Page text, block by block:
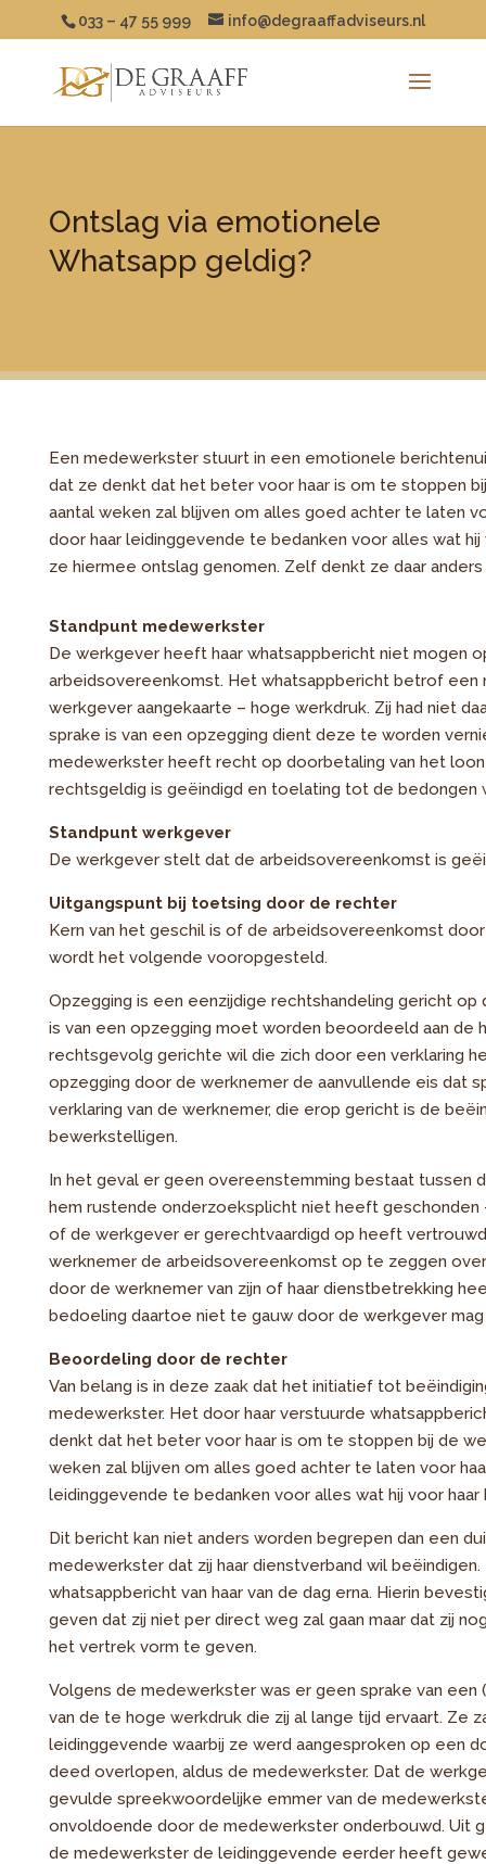
033 – 47 55 999 info@degraaffadviseurs.nl
Ontslag via emotionele
Whatsapp geldig?
Een medewerkster stuurt in een emotionele
dat ze denkt dat het beter voor haar is om te stoppen
aantal weken zal blijven om alles goed achter te laten
door haar leidinggevende te bedanken voor alles wat
ze hiermee ontslag genomen. Zelf denkt ze daar anders
Standpunt medewerkster
De werkgever heeft haar whatsappbericht niet mogen
arbeidsovereenkomst. Het whatsappbericht betrof een
werkgever aangekaarte – hoge werkdruk. Zij had niet
sprake is van een opzegging dient deze te worden
medewerkster heeft recht op doorbetaling van het
rechtsgeldig is geëindigd en toelating tot de bedongen
Standpunt werkgever
De werkgever stelt dat de arbeidsovereenkomst is
Uitgangspunt bij toetsing door de rechter
Kern van het geschil is of de arbeidsovereenkomst
wordt het volgende vooropgesteld.
Opzegging is een eenzijdige rechtshandeling gericht
is van een opzegging moet worden beoordeeld aan de
rechtsgevolg gerichte wil die zich door een verklaring
opzegging door de werknemer de aanvullende eis dat
verklaring van de werknemer, die erop gericht is de
bewerkstelligen.
In het geval er geen overeenstemming bestaat tussen
hem rustende onderzoeksplicht niet heeft geschonden
of de werkgever er gerechtvaardigd op heeft
werknemer de arbeidsovereenkomst op te zeggen
door de werknemer van zijn of haar dienstbetrekking
bedoeling daartoe niet te gauw door de werkgever
Beoordeling door de rechter
Van belang is in deze zaak dat het initiatief tot
medewerkster. Het door haar verstuurde
denkt dat het beter voor haar is om te stoppen bij de
weken zal blijven om alles goed achter te laten voor
leidinggevende te bedanken voor alles wat hij voor haar
Dit bericht kan niet anders worden begrepen dan een
medewerkster dat zij haar dienstverband wil
whatsappbericht van haar van de dag erna. Hierin
geven dat zij niet per direct weg zal gaan maar dat zij
het vertrek vorm te geven.
Volgens de medewerkster was er geen sprake van
van de te hoge werkdruk die zij al lange tijd ervaart. Ze
leidinggevende waarbij ze werd aangesproken op een
deed overlopen, aldus de medewerkster. Dat de
gevulde spreekwoordelijke emmer van de
onvoldoende door de medewerkster onderbouwd. Uit
de medewerkster de leidinggevende eerder heeft